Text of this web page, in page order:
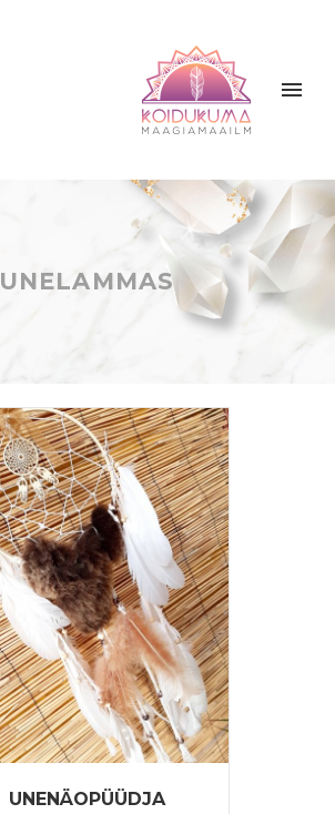
UNELAMMAS
UNENÄOPÜÜDJA